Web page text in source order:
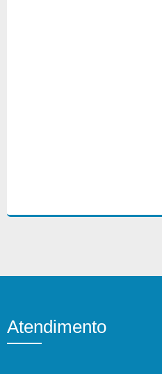
Atendimento